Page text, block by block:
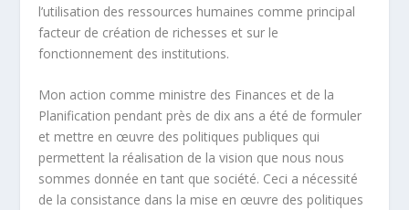
l’utilisation des ressources humaines comme principal
facteur de création de richesses et sur le
fonctionnement des institutions.
Mon action comme ministre des Finances et de la
Planification pendant près de dix ans a été de formuler
et mettre en œuvre des politiques publiques qui
permettent la réalisation de la vision que nous nous
sommes donnée en tant que société. Ceci a nécessité
de la consistance dans la mise en œuvre des politiques